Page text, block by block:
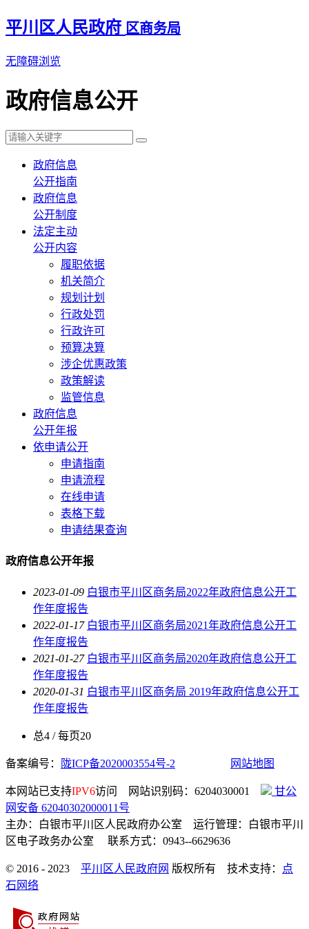
平川区人民政府 区商务局
无障碍浏览
政府信息公开
政府信息
公开指南
政府信息
公开制度
法定主动
公开内容
履职依据
机关简介
规划计划
行政处罚
行政许可
预算决算
涉企优惠政策
政策解读
监管信息
政府信息
公开年报
依申请公开
申请指南
申请流程
在线申请
表格下载
申请结果查询
政府信息公开年报
2023-01-09 白银市平川区商务局2022年政府信息公开工
作年度报告
2022-01-17 白银市平川区商务局2021年政府信息公开工
作年度报告
2021-01-27 白银市平川区商务局2020年政府信息公开工
作年度报告
2020-01-31 白银市平川区商务局 2019年政府信息公开工
作年度报告
总4 / 每页20
备案编号： 陇ICP备2020003554号-2 网站地图
本网站已支持IPV6访问 网站识别码：6204030001
甘公
网安备 62040302000011号
主办：白银市平川区人民政府办公室 运行管理：白银市平川
区电子政务办公室 联系方式：0943--6629636
© 2016 - 2023 平川区人民政府网 版权所有 技术支持：
点
石网络